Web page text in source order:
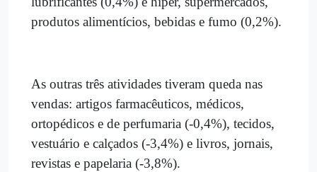
produtos alimentícios, bebidas e fumo (0,2%).
As outras três atividades tiveram queda nas
vendas: artigos farmacêuticos, médicos,
ortopédicos e de perfumaria (-0,4%), tecidos,
vestuário e calçados (-3,4%) e livros, jornais,
revistas e papelaria (-3,8%).